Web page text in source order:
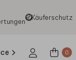
Käuferschutz
0